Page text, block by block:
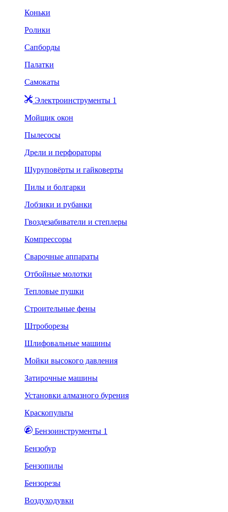
Коньки
Ролики
Сапборды
Палатки
Самокаты
Электроинструменты 1
Мойщик окон
Пылесосы
Дрели и перфораторы
Шуруповёрты и гайковерты
Пилы и болгарки
Лобзики и рубанки
Гвоздезабиватели и степлеры
Компрессоры
Сварочные аппараты
Отбойные молотки
Тепловые пушки
Строительные фены
Штроборезы
Шлифовальные машины
Мойки высокого давления
Затирочные машины
Установки алмазного бурения
Краскопульты
Бензоинструменты 1
Бензобур
Бензопилы
Бензорезы
Воздуходувки